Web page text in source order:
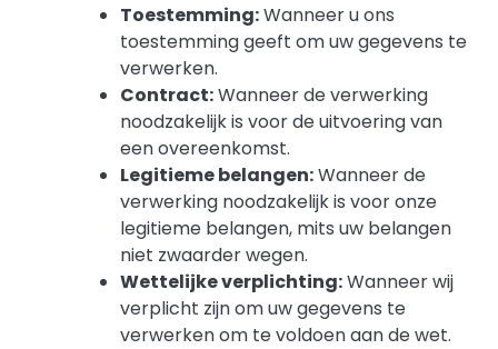
Toestemming:Wanneer u ons
toestemming geeft om uw gegevens te
verwerken.
Contract:Wanneer de verwerking
noodzakelijk is voor de uitvoering van
een overeenkomst.
Legitieme belangen:Wanneer de
verwerking noodzakelijk is voor onze
legitieme belangen, mits uw belangen
niet zwaarder wegen.
Wettelijke verplichting:Wanneer wij
verplicht zijn om uw gegevens te
verwerken om te voldoen aan de wet.